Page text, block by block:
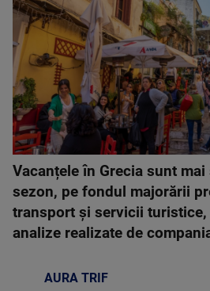
Vacanțele în Grecia sunt
sezon, pe fondul majorării
transport și servicii
analize realizate de
AURA TRIF